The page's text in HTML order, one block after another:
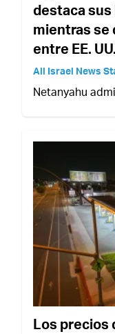
destaca
mientras se
entre EE.
All Israel News
Netanyahu
Los precios